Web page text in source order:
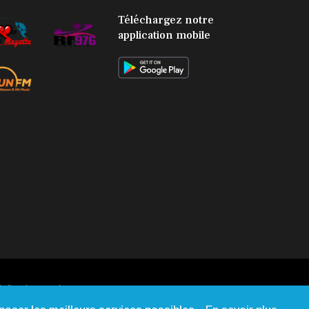
L'association
Marovoanio
Kalamu pour
Téléchargez notre
application mobile
Web-Mayotte